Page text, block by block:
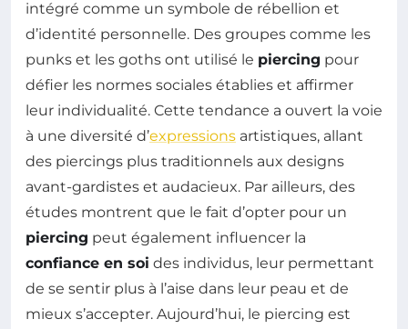
intégré comme un symbole de rébellion et
d’identité personnelle. Des groupes comme les
punks et les goths ont utilisé le piercing pour
défier les normes sociales établies et affirmer
leur individualité. Cette tendance a ouvert la voie
à une diversité d’expressions artistiques, allant
des piercings plus traditionnels aux designs
avant-gardistes et audacieux. Par ailleurs, des
études montrent que le fait d’opter pour un
piercing peut également influencer la
confiance en soi des individus, leur permettant
de se sentir plus à l’aise dans leur peau et de
mieux s’accepter. Aujourd’hui, le piercing est